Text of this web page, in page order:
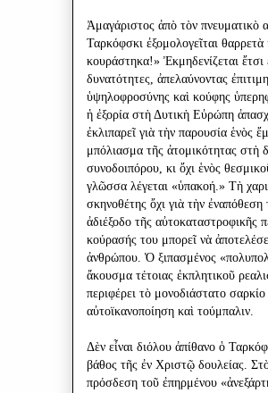
Ἀμαγάριστος ἀπὸ τὸν πνευματικὸ
Ταρκόφσκι ἐξομολογεῖται
κουράστηκα!» Ἐκμηδενίζεται ἔτσι
δυνατότητες, ἀπελαύνοντας
ὑψηλοφροσύνης καὶ κούφης
ἡ ἐξορία στὴ Δυτικὴ Εὐρώπη
ἐκλιπαρεῖ γιὰ τὴν παρουσία ἑνὸς
μπόλιασμα τῆς ἀτομικότητας στὴ
συνοδοιπόρου, κι ὄχι ἑνὸς
γλῶσσα λέγεται «ὑπακοή.» Τὴ
σκηνοθέτης ὄχι γιὰ τὴν
ἀδιέξοδο τῆς αὐτοκαταστροφικῆς
κούρασής του μπορεῖ νὰ
ἀνθρώπου. Ὁ ξιπασμένος
ἄκουσμα τέτοιας ἐκπλητικοῦ
περιφέρει τὸ μονοδιάστατο
αὐτοϊκανοποίηση καὶ τούμπαλιν.
Δὲν εἶναι διόλου ἀπίθανο ὁ
βάθος τῆς ἐν Χριστῷ δουλείας.
πρόσδεση τοῦ ἐπηρμένου